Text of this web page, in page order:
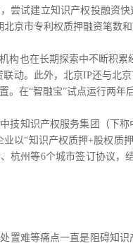
尝试建立知识产权投融资
京市专利权质押融资笔数
也在长期探索中不断积累经
联动。此外，北京IP还与北
。在“智融宝”试点运行两年
知识产权服务集团（下称
业以“知识产权质押+股权质
杭州等6个城市签订协议，
难等痛点一直是阻碍知识